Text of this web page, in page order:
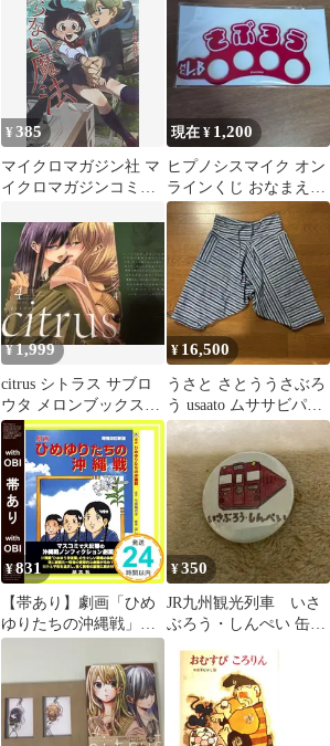
¥385
マイクロマガジン社 マ
イクロマガジンコミッ
ない魔法
現在 ¥ 1,200
ヒプノシスマイク オン
ラインくじ おなまえリ
ング さぶろう 山田三郎
¥1,999
citrus シトラス サブロ
ウタ メロンブックス特
典ブックカバー
¥ 16,500
うさと さとううさぶろ
う usaato ムササビパン
ツ サルエル 草木染め
¥831
【帯あり】劇画「ひめ
ゆりたちの沖縄戦」改
訂版 ほし☆さぶろう
¥350
JR九州観光列車 いさ
ぶろう・しんぺい 缶バ